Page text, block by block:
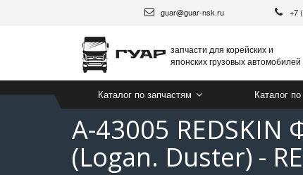
guar@guar-nsk.ru +7
запчасти для корейских и
японских грузовых автомобилей
Каталог по запчастям Каталог
A-43005
(Logan. Duster) -